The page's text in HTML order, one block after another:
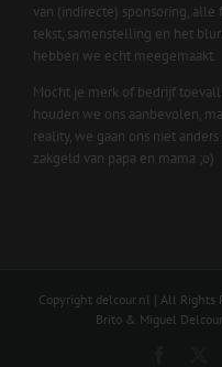
van (indirecte) sponsoring, alle
tekst, samenstelling en het
hebben we echt meegemaakt.
Mocht je merk of bedrijf
houden we ons aanbevolen,
reality, we gaan ons niet
zakgeld van papa en mama ;o)
Copyright delcour.nl | All Rights
Brito & Miguel